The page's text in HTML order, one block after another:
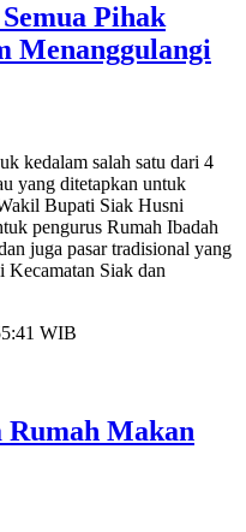
Pihak
Menanggulangi
kedalam salah satu dari 4
yang ditetapkan untuk
Bupati Siak Husni
pengurus Rumah Ibadah
juga pasar tradisional yang
Kecamatan Siak dan
WIB
Makan